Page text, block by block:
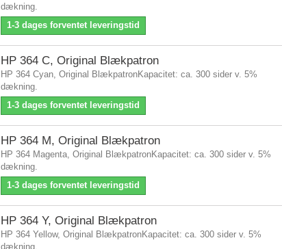
dækning.
1-3 dages forventet leveringstid
HP 364 C, Original Blækpatron
HP 364 Cyan, Original BlækpatronKapacitet: ca. 300 sider v. 5%
dækning.
1-3 dages forventet leveringstid
HP 364 M, Original Blækpatron
HP 364 Magenta, Original BlækpatronKapacitet: ca. 300 sider v. 5%
dækning.
1-3 dages forventet leveringstid
HP 364 Y, Original Blækpatron
HP 364 Yellow, Original BlækpatronKapacitet: ca. 300 sider v. 5%
dækning.